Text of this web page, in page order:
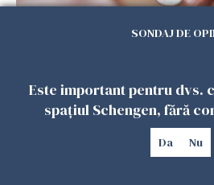
100.000 de români ar
lunar
13 FEBRUARIE 2026
SONDAJ DE
Este important pentru dvs.
spațiul Schengen, fără
Da Nu